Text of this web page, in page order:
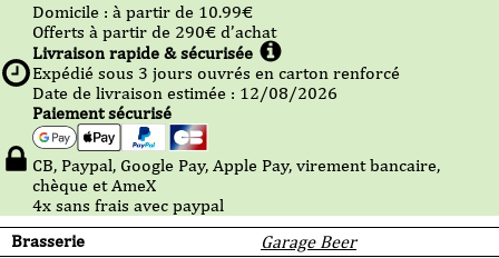
Brasserie
Garage Beer
Domicile : à partir de 10.99€
Offerts à partir de 290€ d’achat
Livraison rapide & sécurisée
Expédié sous 3 jours ouvrés en carton renforcé
Date de livraison estimée : 12/08/2026
Paiement sécurisé
CB, Paypal, Google Pay, Apple Pay, virement bancaire,
chèque et AmeX
4x sans frais avec paypal